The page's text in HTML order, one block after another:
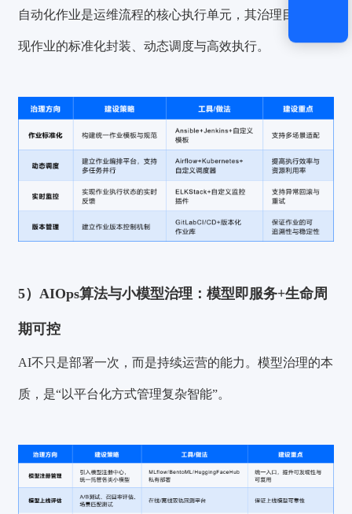
自动化作业是运维流程的核心执行单元，其治理目标是实
现作业的标准化封装、动态调度与高效执行。
5）AIOps算法与小模型治理：模型即服务+生命周
期可控
AI不只是部署一次，而是持续运营的能力。模型治理的本
质，是“以平台化方式管理复杂智能”。